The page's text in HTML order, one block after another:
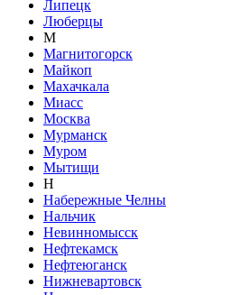
Липецк
Люберцы
М
Магнитогорск
Майкоп
Махачкала
Миасс
Москва
Мурманск
Муром
Мытищи
Н
Набережные Челны
Нальчик
Невинномысск
Нефтекамск
Нефтеюганск
Нижневартовск